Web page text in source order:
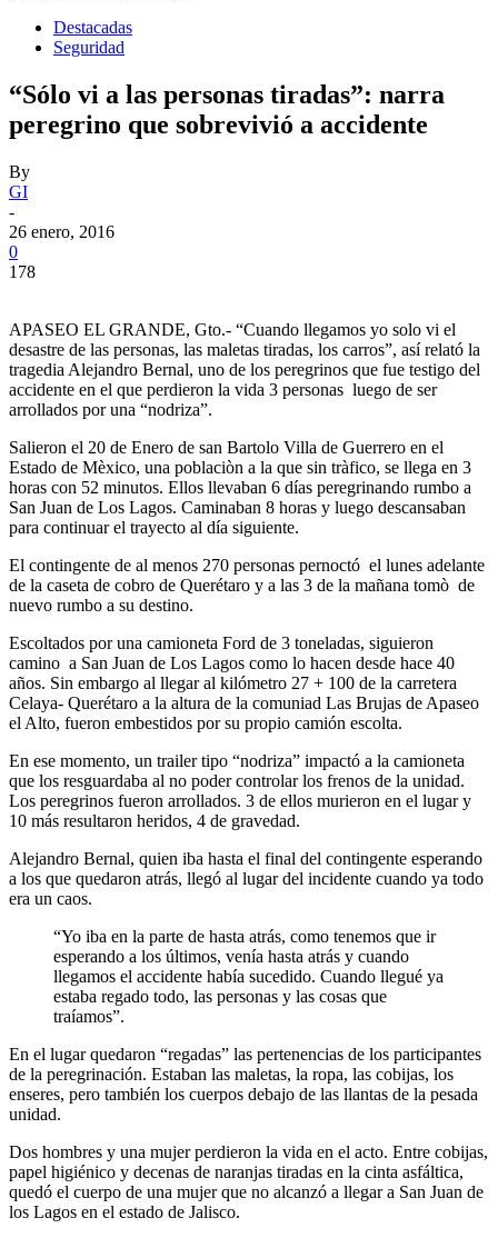
Destacadas
Seguridad
“Sólo vi a las personas tiradas”: narra
peregrino que sobrevivió a accidente
By
GI
-
26 enero, 2016
0
178
APASEO EL GRANDE, Gto.- “Cuando llegamos yo solo vi el
desastre de las personas, las maletas tiradas, los carros”, así relató la
tragedia Alejandro Bernal, uno de los peregrinos que fue testigo del
accidente en el que perdieron la vida 3 personas luego de ser
arrollados por una “nodriza”.
Salieron el 20 de Enero de san Bartolo Villa de Guerrero en el
Estado de Mèxico, una poblaciòn a la que sin tràfico, se llega en 3
horas con 52 minutos. Ellos llevaban 6 días peregrinando rumbo a
San Juan de Los Lagos. Caminaban 8 horas y luego descansaban
para continuar el trayecto al día siguiente.
El contingente de al menos 270 personas pernoctó el lunes adelante
de la caseta de cobro de Querétaro y a las 3 de la mañana tomò de
nuevo rumbo a su destino.
Escoltados por una camioneta Ford de 3 toneladas, siguieron
camino a San Juan de Los Lagos como lo hacen desde hace 40
años. Sin embargo al llegar al kilómetro 27 + 100 de la carretera
Celaya- Querétaro a la altura de la comuniad Las Brujas de Apaseo
el Alto, fueron embestidos por su propio camión escolta.
En ese momento, un trailer tipo “nodriza” impactó a la camioneta
que los resguardaba al no poder controlar los frenos de la unidad.
Los peregrinos fueron arrollados. 3 de ellos murieron en el lugar y
10 más resultaron heridos, 4 de gravedad.
Alejandro Bernal, quien iba hasta el final del contingente esperando
a los que quedaron atrás, llegó al lugar del incidente cuando ya todo
era un caos.
“Yo iba en la parte de hasta atrás, como tenemos que ir
esperando a los últimos, venía hasta atrás y cuando
llegamos el accidente había sucedido. Cuando llegué ya
estaba regado todo, las personas y las cosas que
traíamos”.
En el lugar quedaron “regadas” las pertenencias de los participantes
de la peregrinación. Estaban las maletas, la ropa, las cobijas, los
enseres, pero también los cuerpos debajo de las llantas de la pesada
unidad.
Dos hombres y una mujer perdieron la vida en el acto. Entre cobijas,
papel higiénico y decenas de naranjas tiradas en la cinta asfáltica,
quedó el cuerpo de una mujer que no alcanzó a llegar a San Juan de
los Lagos en el estado de Jalisco.